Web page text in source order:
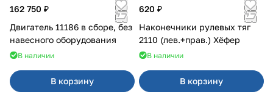
162 750 ₽
Двигатель 11186 в сборе, без
навесного оборудования
В наличии
В корзину
620 ₽
Наконечники рулевых тяг
2110 (лев.+прав.) Хёфер
В наличии
В корзину